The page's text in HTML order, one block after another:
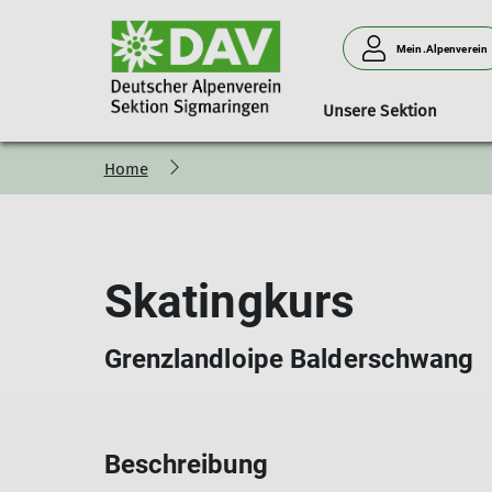
Mein.Alpenverein
Unsere Sektion
Aktuelles
Touren Kurse
Familiengruppe
Oberes Donautal Kletterturm
Mitgliedschaft
Home
Skatingkurs
Grenzlandloipe Balderschwang
Beschreibung